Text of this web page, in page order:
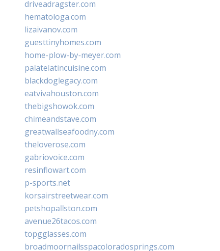
driveadragster.com
hematologa.com
lizaivanov.com
guesttinyhomes.com
home-plow-by-meyer.com
palatelatincuisine.com
blackdoglegacy.com
eatvivahouston.com
thebigshowok.com
chimeandstave.com
greatwallseafoodny.com
theloverose.com
gabriovoice.com
resinflowart.com
p-sports.net
korsairstreetwear.com
petshopallston.com
avenue26tacos.com
topgglasses.com
broadmoornailsspacoloradosprings.com